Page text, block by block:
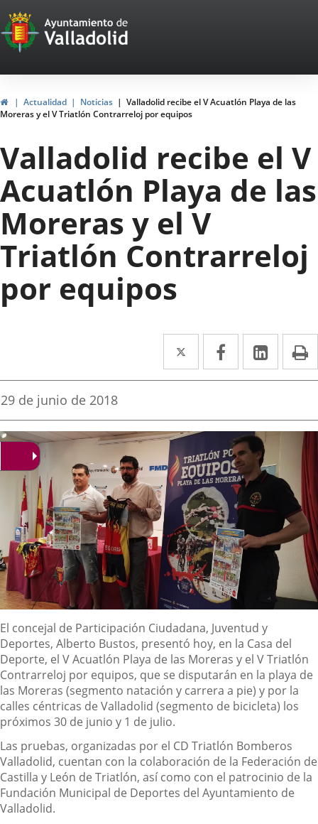
Portal
Web
del
Ayuntamiento
de
Valladolid
HomeActualidad Noticias
Valladolid recibe el V Acuatlón Playa de las
Moreras y el V Triatlón Contrarreloj por equipos
Valladolid recibe el V
Acuatlón Playa de las
Moreras y el V
Triatlón Contrarreloj
por equipos
Twitter
Enlace
a
aplicación
externa.
Facebook
Enlace
a
aplicación
externa.
Enlace
a
Fecha
la
noticia
29 de junio de 2018
Descripción
El concejal de Participación Ciudadana, Juventud y
Deportes, Alberto Bustos, presentó hoy, en la Casa del
Deporte, el V Acuatlón Playa de las Moreras y el V Triatlón
Contrarreloj por equipos, que se disputarán en la playa de
las Moreras (segmento natación y carrera a pie) y por la
calles céntricas de Valladolid (segmento de bicicleta) los
próximos 30 de junio y 1 de julio.
Las pruebas, organizadas por el CD Triatlón Bomberos
Valladolid, cuentan con la colaboración de la Federación de
Castilla y León de Triatlón, así como con el patrocinio de la
Fundación Municipal de Deportes del Ayuntamiento de
Valladolid.